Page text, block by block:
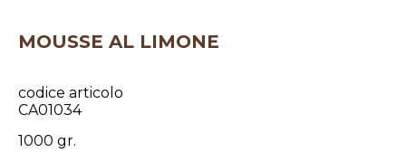
MOUSSE AL LIMONE
codice articolo
CA01034
1000 gr.